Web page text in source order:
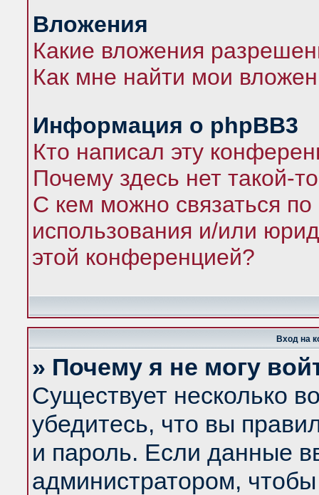
Вложения
Какие вложения
Как мне найти мои
Информация о phpBB3
Кто написал эту
Почему здесь нет такой-
С кем можно связаться по
использования и/или
этой конференцией?
Вход на
» Почему я не могу
Существует несколько
убедитесь, что вы
и пароль. Если данные
администратором,